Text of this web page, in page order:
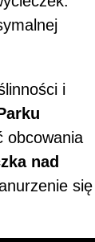
i
obcowania
nad
się